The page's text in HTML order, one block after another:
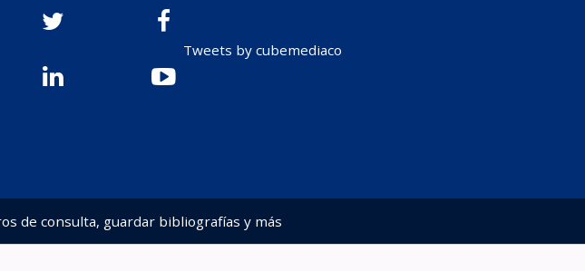
Tweets by cubemediaco
de consulta, guardar bibliografías y más